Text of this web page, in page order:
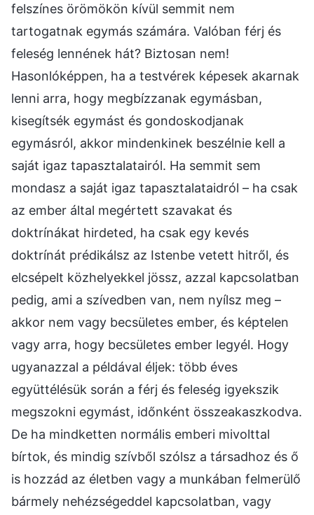
felszínes örömökön kívül semmit nem
tartogatnak egymás számára. Valóban férj és
feleség lennének hát? Biztosan nem!
Hasonlóképpen, ha a testvérek képesek akarnak
lenni arra, hogy megbízzanak egymásban,
kisegítsék egymást és gondoskodjanak
egymásról, akkor mindenkinek beszélnie kell a
saját igaz tapasztalatairól. Ha semmit sem
mondasz a saját igaz tapasztalataidról – ha csak
az ember által megértett szavakat és
doktrínákat hirdeted, ha csak egy kevés
doktrínát prédikálsz az Istenbe vetett hitről, és
elcsépelt közhelyekkel jössz, azzal kapcsolatban
pedig, ami a szívedben van, nem nyílsz meg –
akkor nem vagy becsületes ember, és képtelen
vagy arra, hogy becsületes ember legyél. Hogy
ugyanazzal a példával éljek: több éves
együttélésük során a férj és feleség igyekszik
megszokni egymást, időnként összeakaszkodva.
De ha mindketten normális emberi mivolttal
bírtok, és mindig szívből szólsz a társadhoz és ő
is hozzád az életben vagy a munkában felmerülő
bármely nehézségeddel kapcsolatban, vagy